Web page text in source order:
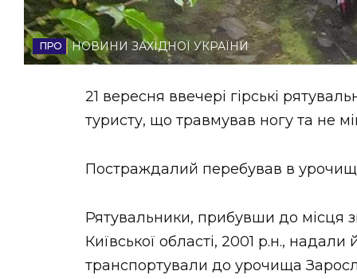
ВІДЕОНОВИНИ ЗАХІДНОЇ УКРАЇНИ
21 вересня ввечері гірські
туристу, що травмував ногу та не
Постраждалий перебував в
Рятувальники, прибувши до місця
Київської області, 2001 р.н.,
транспортували до урочища